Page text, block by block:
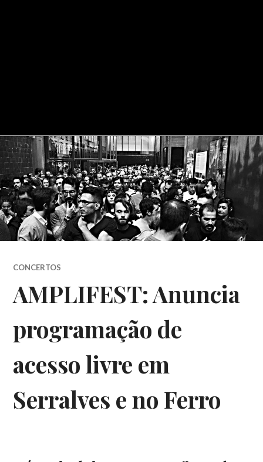
CONCERTOS
AMPLIFEST: Anuncia
programação de
acesso livre em
Serralves e no Ferro